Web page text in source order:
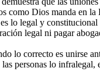
como Dios manda en la
lo legal y
legal ni pagar
lo correcto es
personas lo